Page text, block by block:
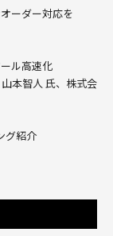
ーダー対応を
ル高速化
本智人 氏、株式会
グ紹介